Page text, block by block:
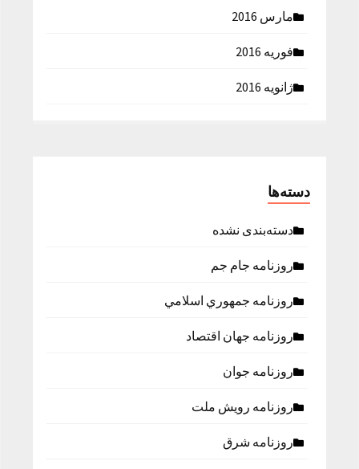
مارس 2016
فوریه 2016
ژانویه 2016
دسته‌ها
دسته‌بندی نشده
روزنامه جام جم
روزنامه جمهوري اسلامي
روزنامه جهان اقتصاد
روزنامه جوان
روزنامه رویش ملت
روزنامه شرق